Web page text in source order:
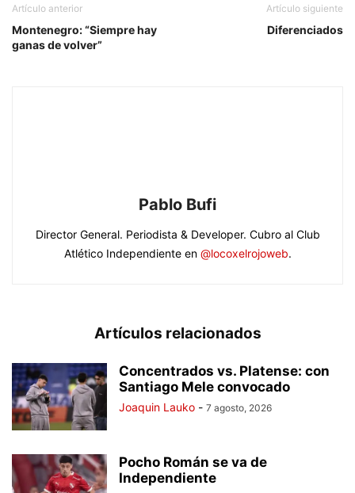
Artículo anterior
Montenegro: “Siempre hay
ganas de volver”
Artículo siguiente
Diferenciados
Pablo Bufi
Director General. Periodista & Developer. Cubro al Club
Atlético Independiente en @locoxelrojoweb.
Artículos relacionados
Concentrados vs. Platense: con
Santiago Mele convocado
Joaquin Lauko - 7 agosto, 2026
Pocho Román se va de
Independiente